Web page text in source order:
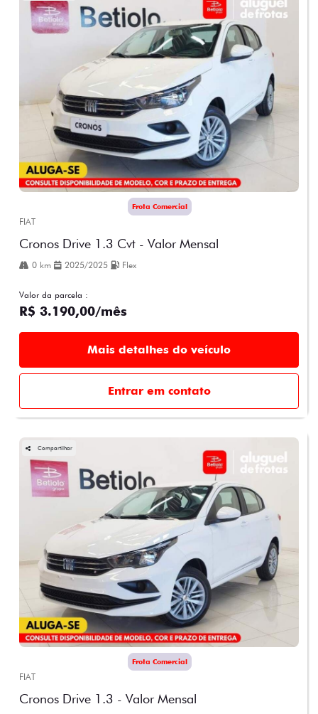
Frota Comercial
FIAT
Cronos Drive 1.3 Cvt - Valor Mensal
0 km 2025/2025 Flex
Valor da parcela :
R$ 3.190,00/mês
Mais detalhes do veículo
Entrar em contato
Compartilhar
Frota Comercial
FIAT
Cronos Drive 1.3 - Valor Mensal